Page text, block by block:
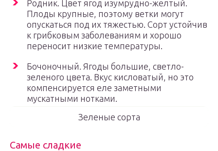
Родник. Цвет ягод изумрудно-желтый.
Плоды крупные, поэтому ветки могут
опускаться под их тяжестью. Сорт устойчив
к грибковым заболеваниям и хорошо
переносит низкие температуры.
Бочоночный. Ягоды большие, светло-
зеленого цвета. Вкус кисловатый, но это
компенсируется еле заметными
мускатными нотками.
Зеленые сорта
Самые сладкие